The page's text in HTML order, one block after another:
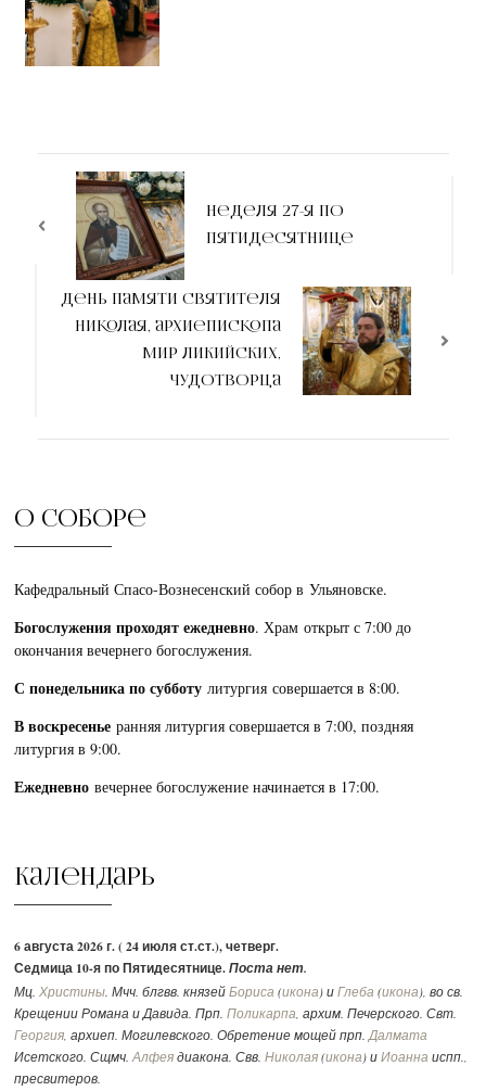
Неделя 27-я по
Пятидесятнице
День памяти Святителя
Николая, архиепископа
Мир Ликийских,
чудотворца
О соборе
Кафедральный Спасо-Вознесенский собор в Ульяновске.
Богослужения проходят ежедневно. Храм открыт с 7:00 до
окончания вечернего богослужения.
С понедельника по субботулитургия совершается в 8:00.
В воскресеньеранняя литургия совершается в 7:00, поздняя
литургия в 9:00.
Ежедневновечернее богослужение начинается в 17:00.
Календарь
6 августа 2026 г. ( 24 июля ст.ст.), четверг.
Седмица 10-я по Пятидесятнице.Поста нет.
Мц.Христины. Мчч. блгвв. князейБориса (икона) иГлеба (икона), во св.
Крещении Романа и Давида. Прп.Поликарпа, архим. Печерского. Свт.
Георгия, архиеп. Могилевского. Обретение мощей прп.Далмата
Исетского. Сщмч.Алфея диакона. Свв.Николая (икона) иИоанна испп.,
пресвитеров.